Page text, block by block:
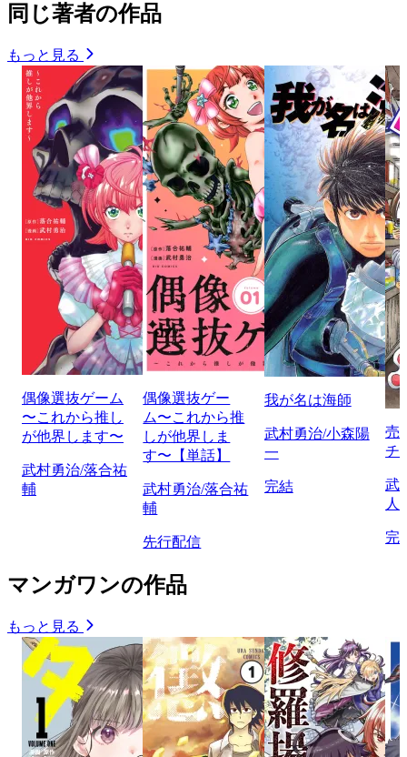
同じ著者の作品
もっと見る
偶像選抜ゲーム
〜これから推し
が他界します〜
武村勇治/落合祐
輔
偶像選抜ゲー
ム〜これから推
しが他界しま
す〜【単話】
武村勇治/落合祐
輔
先行配信
我が名は海師
武村勇治/小森陽
一
完結
売
チ!
武
人
完
マンガワンの作品
もっと見る